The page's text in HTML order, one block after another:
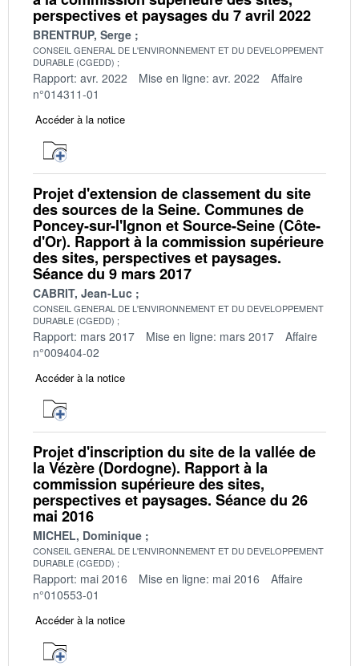
perspectives et paysages du 7 avril 2022
BRENTRUP, Serge
CONSEIL GENERAL DE L'ENVIRONNEMENT ET DU DEVELOPPEMENT
DURABLE (CGEDD)
Rapport: avr. 2022 Mise en ligne: avr. 2022
Affaire
n°014311-01
Accéder à la notice
Projet d'extension de classement du site
des sources de la Seine. Communes de
Poncey-sur-l'Ignon et Source-Seine (Côte-
d'Or). Rapport à la commission supérieure
des sites, perspectives et paysages.
Séance du 9 mars 2017
CABRIT, Jean-Luc
CONSEIL GENERAL DE L'ENVIRONNEMENT ET DU DEVELOPPEMENT
DURABLE (CGEDD)
Rapport: mars 2017 Mise en ligne: mars 2017
Affaire
n°009404-02
Accéder à la notice
Projet d'inscription du site de la vallée de
la Vézère (Dordogne). Rapport à la
commission supérieure des sites,
perspectives et paysages. Séance du 26
mai 2016
MICHEL, Dominique
CONSEIL GENERAL DE L'ENVIRONNEMENT ET DU DEVELOPPEMENT
DURABLE (CGEDD)
Rapport: mai 2016 Mise en ligne: mai 2016
Affaire
n°010553-01
Accéder à la notice